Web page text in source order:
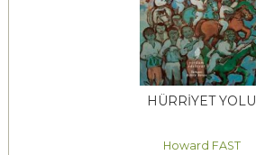
HÜRRİYET YOLU
Howard FAST